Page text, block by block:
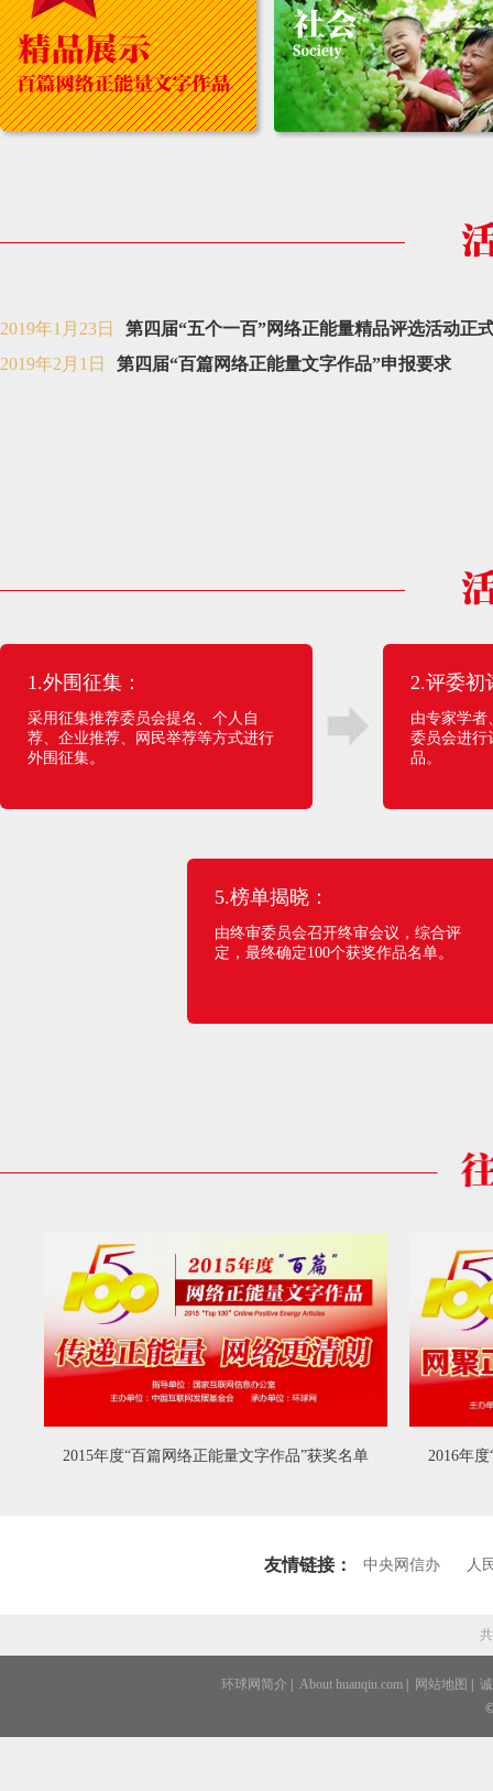
2019年1月23日
第四届“五个一百”网络正能量精品评选活动正
2019年2月1日
第四届“百篇网络正能量文字作品”申报要求
1.外围征集：
采用征集推荐委员会提名、个人自
荐、企业推荐、网民举荐等方式进行
外围征集。
2.评委初
由专家学者
委员会进行
品。
5.榜单揭晓：
由终审委员会召开终审会议，综合评
定，最终确定100个获奖作品名单。
2015年度“百篇网络正能量文字作品”获奖名单 2016年
友情链接： 中央网信办 人
环球网简介 About huanqiu.com 网站地图